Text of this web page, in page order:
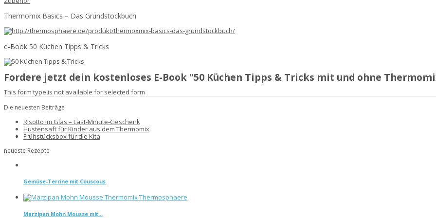
Thermomix Basics – Das Grundstockbuch
e-Book 50 Küchen Tipps & Tricks
Fordere jetzt dein kostenloses E-Book "50 Küchen Tipps & Tricks mit und ohne
This form type is not available for selected form
Die neuesten Beiträge
Risotto im Glas – Last-Minute-Geschenk
Hustensaft für Kinder aus dem Thermomix
Frühstücksbox für die Kita
neueste Rezepte
Gemüse-Terrine mit Couscous
Marzipan Mohn Mousse mit...